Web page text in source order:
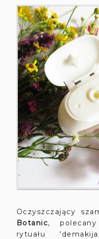
Oczyszczający
Botanic,
rytuału